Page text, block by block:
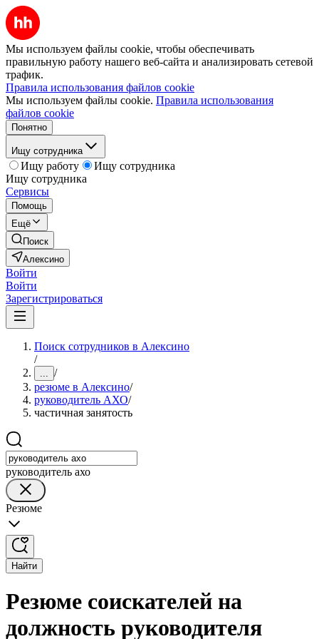
Мы используем файлы cookie, чтобы обеспечивать
правильную работу нашего веб-сайта и анализировать сетевой
трафик.
Правила использования файлов cookie
Мы используем файлы cookie. Правила использования
файлов cookie
Понятно
Ищу сотрудника
Ищу работу
Ищу сотрудника
Ищу сотрудника
Сервисы
Помощь
Ещё
Поиск
Алексино
Войти
Войти
Зарегистрироваться
Поиск сотрудников в Алексино
/
... /
резюме в Алексино/
руководитель АХО/
частичная занятость
руководитель ахо
Резюме
Найти
Резюме соискателей на
должность руководителя